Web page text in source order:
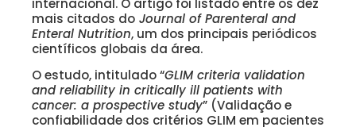
internacional. O artigo foi listado entre os dez
mais citados do Journal of Parenteral and
Enteral Nutrition, um dos principais periódicos
científicos globais da área.
O estudo, intitulado “GLIM criteria validation
and reliability in critically ill patients with
cancer: a prospective study” (Validação e
confiabilidade dos critérios GLIM em pacientes